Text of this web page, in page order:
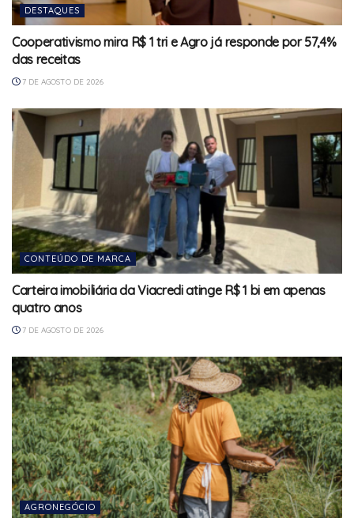
DESTAQUES
Cooperativismo mira R$ 1 tri e Agro já responde por 57,4%
das receitas
7 DE AGOSTO DE 2026
CONTEÚDO DE MARCA
Carteira imobiliária da Viacredi atinge R$ 1 bi em apenas
quatro anos
7 DE AGOSTO DE 2026
AGRONEGÓCIO